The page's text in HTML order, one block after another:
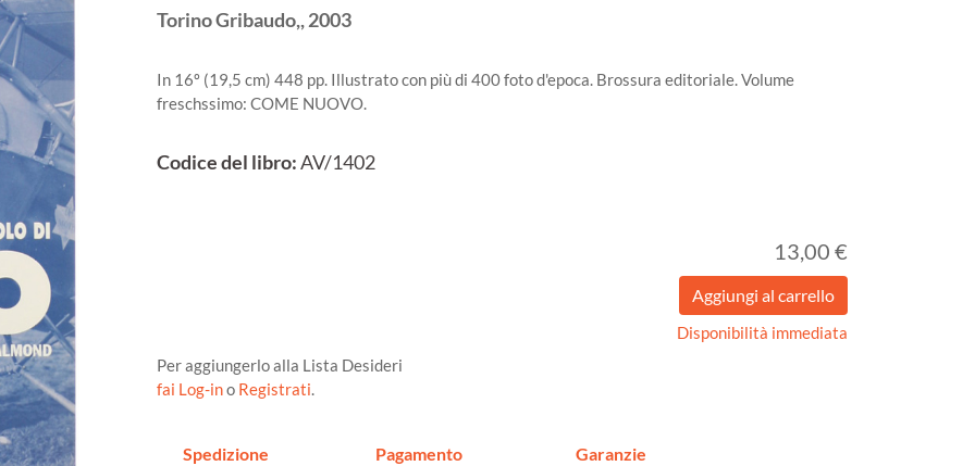
TorinoGribaudo,,2003
In 16º (19,5 cm) 448 pp. Illustrato con più di 400 foto d'epoca. Brossura editoriale. Volume
freschssimo: COME NUOVO.
Codice del libro:AV/1402
13,00 €
Disponibilità immediata
Per aggiungerlo alla Lista Desideri
fai Log-ino Registrati.
Spedizione Pagamento Garanzie